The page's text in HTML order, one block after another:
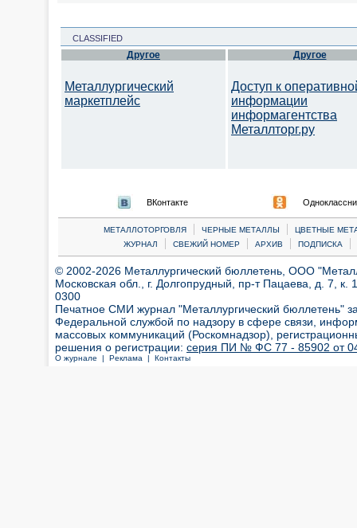
CLASSIFIED
Другое
Металлургический
маркетплейс
Другое
Доступ к
информации
информагентства
Металлторг.ру
ВКонтакте
МЕТАЛЛОТОРГОВЛЯ | ЧЕРНЫЕ МЕТАЛЛЫ |
ЦВЕТНЫЕ
ЖУРНАЛ
| СВЕЖИЙ НОМЕР | АРХИВ | ПОДПИСКА |
© 2002-2026 Металлургический бюллетень, ООО
Московская обл., г. Долгопрудный, пр-т Пацаева, д. 7,
0300
Печатное СМИ журнал "Металлургический бюллетень"
Федеральной службой по надзору в сфере связи,
массовых коммуникаций (Роскомнадзор),
решения о регистрации: серия ПИ № ФС 77 - 85902 от 04
О журнале | Реклама | Контакты